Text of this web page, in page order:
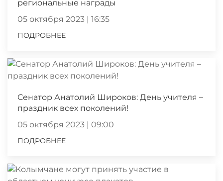
региональные награды
05 октября 2023 | 16:35
ПОДРОБНЕЕ
Сенатор Анатолий Широков: День учителя –
праздник всех поколений!
05 октября 2023 | 09:00
ПОДРОБНЕЕ